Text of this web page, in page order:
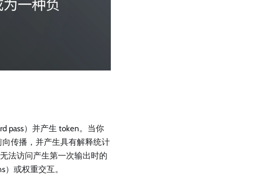
pass）并产生 token。当你
传播，并产生具有解释统计
法访问产生第一次输出时的
或权重交互。